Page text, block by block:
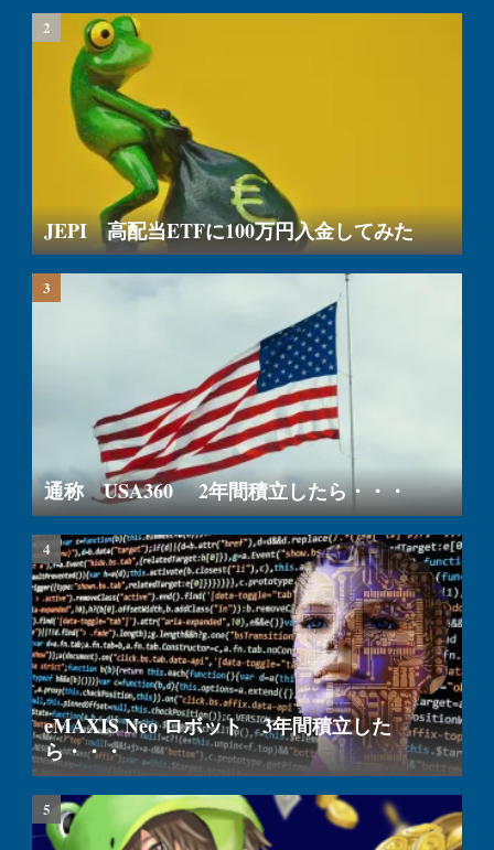
JEPI 高配当ETFに100万円入金してみた
通称 USA360 2年間積立したら・・・
eMAXIS Neo ロボット 3年間積立した
ら・・・